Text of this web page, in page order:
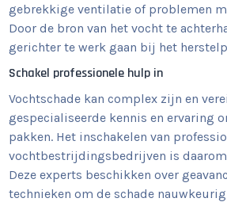
gebrekkige ventilatie of problemen
Door de bron van het vocht te
gerichter te werk gaan bij het
Schakel professionele hulp in
Vochtschade kan complex zijn en
gespecialiseerde kennis en ervaring
pakken. Het inschakelen van
vochtbestrijdingsbedrijven is daarom
Deze experts beschikken over
technieken om de schade